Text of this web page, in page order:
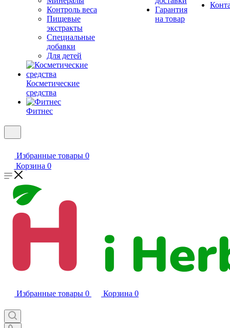
Контроль веса
Пищевые
экстракты
Специальные
добавки
Для детей
Косметические
средства
Фитнес
Гарантия
на товар
Избранные товары 0
Корзина 0
Избранные товары 0 Корзина 0